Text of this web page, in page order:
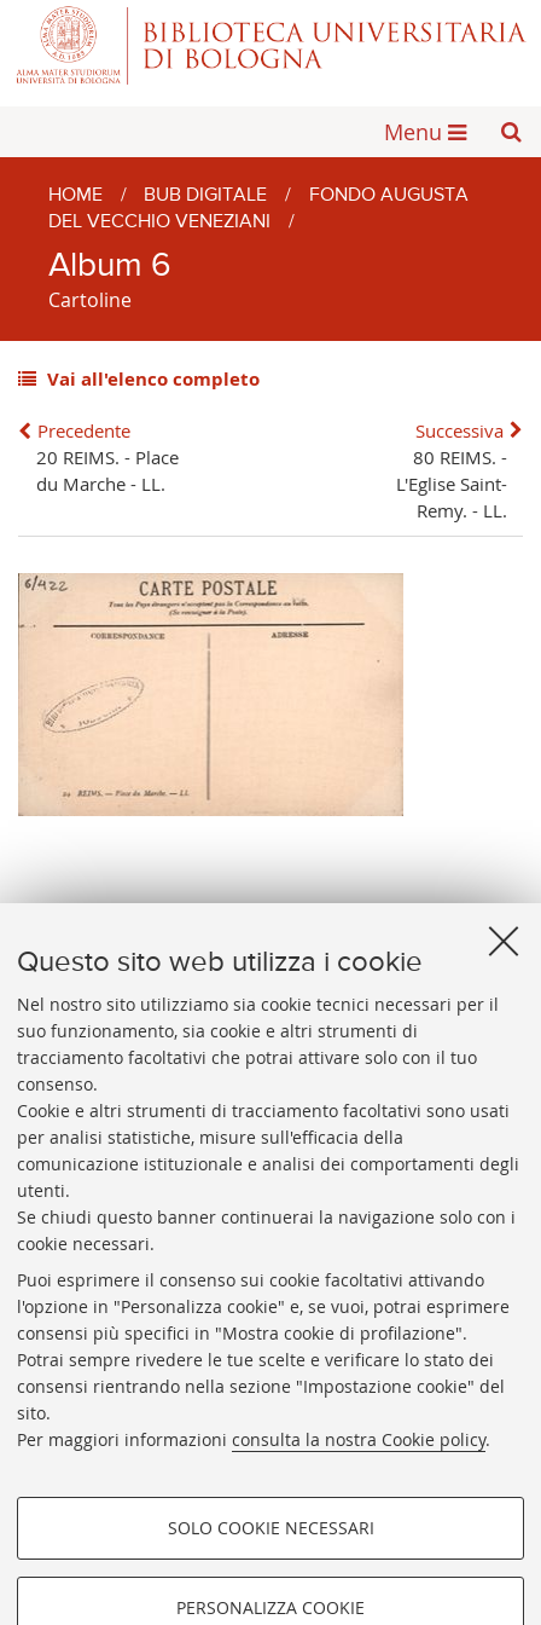
Questo sito web utilizza i cookie
Nel nostro sito utilizziamo sia cookie tecnici necessari per il
suo funzionamento, sia cookie e altri strumenti di
tracciamento facoltativi che potrai attivare solo con il tuo
consenso.
Cookie e altri strumenti di tracciamento facoltativi sono usati
per analisi statistiche, misure sull'efficacia della
comunicazione istituzionale e analisi dei comportamenti degli
utenti.
Se chiudi questo banner continuerai la navigazione solo con i
cookie necessari.
Puoi esprimere il consenso sui cookie facoltativi attivando
l'opzione in "Personalizza cookie" e, se vuoi, potrai esprimere
consensi più specifici in "Mostra cookie di profilazione".
Potrai sempre rivedere le tue scelte e verificare lo stato dei
consensi rientrando nella sezione "Impostazione cookie" del
sito.
Per maggiori informazioni consulta la nostra Cookie policy.
COOKIE DI PROFILAZIONE -
FACOLTATIVI
SOLO COOKIE NECESSARI
PERSONALIZZA COOKIE
Menu
HOME / BUB DIGITALE /
FONDO AUGUSTA
DEL VECCHIO VENEZIANI
/
Album 6
Cartoline
Vai all'elenco completo
Precedente
20 REIMS. - Place
du Marche - LL.
Successiva
80 REIMS. -
L'Eglise Saint-
Remy. - LL.
UNIVERSITARIA
Presidente: prof. Francesco Citti
Coordinatrice gestionale: Maria Pia Torricelli
Responsabile Amministrativo: Luigia Di Pumpo
Via Zamboni, 33/35 - 40126 Bologna (BO)
Tel. +39 051 2088306 - Fax +39 051 2088385
bub.info@unibo.it
bub.biblioteca@pec.unibo.it
Dove siamo
Orario dei servizi
Helpdesk
Rubrica di Ateneo
Privacy e note legali